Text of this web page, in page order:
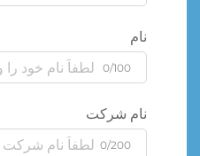
نام
0/100
نام شرکت
0/200